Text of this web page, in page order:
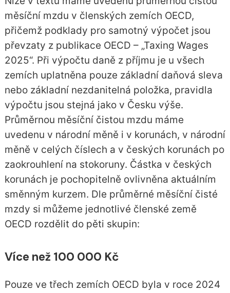
měsíční mzdu v členských zemích OECD,
přičemž podklady pro samotný výpočet jsou
převzaty z publikace OECD – „Taxing Wages
2025“. Při výpočtu daně z příjmu je u všech
zemích uplatněna pouze základní daňová sleva
nebo základní nezdanitelná položka, pravidla
výpočtu jsou stejná jako v Česku výše.
Průměrnou měsíční čistou mzdu máme
uvedenu v národní měně i v korunách, v národní
měně v celých číslech a v českých korunách po
zaokrouhlení na stokoruny. Částka v českých
korunách je pochopitelně ovlivněna aktuálním
směnným kurzem. Dle průměrné měsíční čisté
mzdy si můžeme jednotlivé členské země
OECD rozdělit do pěti skupin:
Více než 100 000 Kč
Pouze ve třech zemích OECD byla v roce 2024